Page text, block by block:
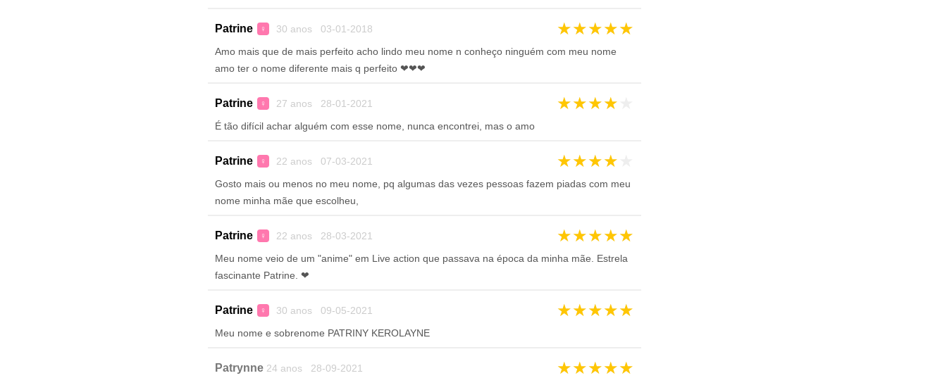
Patrine ♀ 30 anos 03-01-2018 ★★★★★
Amo mais que de mais perfeito acho lindo meu nome n conheço ninguém com meu nome
amo ter o nome diferente mais q perfeito ❤❤❤
Patrine ♀ 27 anos 28-01-2021 ★★★★
É tão difícil achar alguém com esse nome, nunca encontrei, mas o amo
Patrine ♀ 22 anos 07-03-2021 ★★★★
Gosto mais ou menos no meu nome, pq algumas das vezes pessoas fazem piadas com meu
nome minha mãe que escolheu,
Patrine ♀ 22 anos 28-03-2021 ★★★★★
Meu nome veio de um "anime" em Live action que passava na época da minha mãe. Estrela
fascinante Patrine. ❤
Patrine ♀ 30 anos 09-05-2021 ★★★★★
Meu nome e sobrenome PATRINY KEROLAYNE
Patrynne24 anos 28-09-2021 ★★★★★